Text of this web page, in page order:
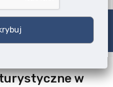
Szukaj
w